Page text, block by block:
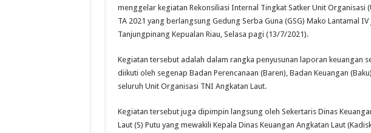
menggelar kegiatan Rekonsiliasi Internal Tingkat Satker Unit Organisasi
TA 2021 yang berlangsung Gedung Serba Guna (GSG) Mako Lantamal IV
Tanjungpinang Kepualan Riau, Selasa pagi (13/7/2021).
Kegiatan tersebut adalah dalam rangka penyusunan laporan keuangan
diikuti oleh segenap Badan Perencanaan (Baren), Badan Keuangan
seluruh Unit Organisasi TNI Angkatan Laut.
Kegiatan tersebut juga dipimpin langsung oleh Sekertaris Dinas
Laut (S) Putu yang mewakili Kepala Dinas Keuangan Angkatan Laut